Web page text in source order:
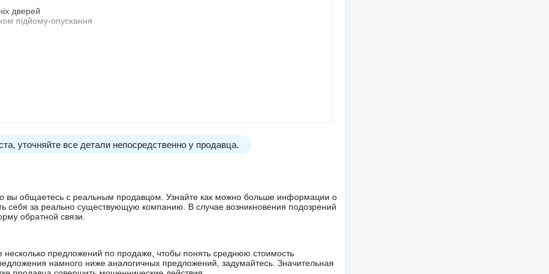
дверей
підйому-опускання
Запасне колесо: одне запасне колесо
обох сторонах напівпричепа помаранчеві LED бічні габарити. Задні ліхтарі:
ПВХ. Замикається на ключ. Встановлено зліва по ходу руху
Розмір гідравлічних з'єднань: 3/4 "/Тип гідравлічного з'єднання: тато/
сходи на робочому помості;
упори Гайковий ключ: поставляється в інструментальному ящику
Повітряно-електрична панель підключення: справа по ходу руху КУЗОВ
задньої стінки (°): кут нахил задньої стінки 90 °
профілів товщиною 4 мм. Стінка посилена на рівні кріплення гідроциліндра
уточняйте все детали непосредственно у продавца.
вы общаетесь с реальным продавцом. Узнайте как можно больше информации о
себя за реально существующую компанию. В случае возникновения подозрений
обратной связи.
предложений по продаже, чтобы понять среднюю стоимость
намного ниже аналогичных предложений, задумайтесь. Значительная